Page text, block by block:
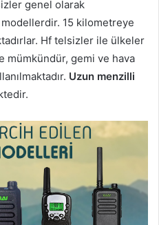
genel olarak
modellerdir. 15 kilometreye
Hf telsizler ile ülkeler
mümkündür, gemi ve hava
Uzun menzilli